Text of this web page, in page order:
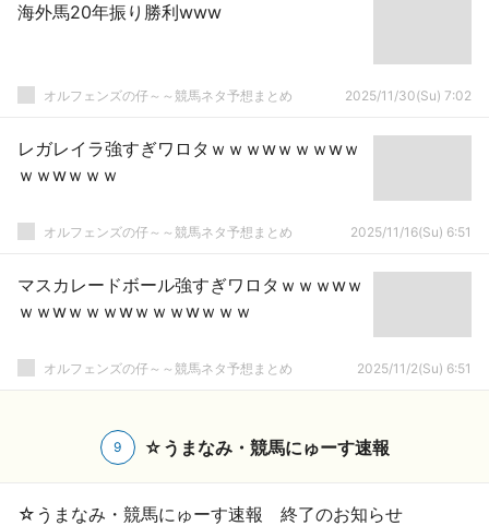
海外馬20年振り勝利www
オルフェンズの仔～～競馬ネタ予想まとめ 2025/11/30(Su) 7:02
レガレイラ強すぎワロタｗｗｗwｗｗｗwｗ
ｗｗwｗｗｗ
オルフェンズの仔～～競馬ネタ予想まとめ 2025/11/16(Su) 6:51
マスカレードボール強すぎワロタｗｗｗwｗ
ｗｗwｗｗｗwｗｗｗwｗｗｗ
オルフェンズの仔～～競馬ネタ予想まとめ 2025/11/2(Su) 6:51
9 ☆うまなみ・競馬にゅーす速報
☆うまなみ・競馬にゅーす速報 終了のお知らせ